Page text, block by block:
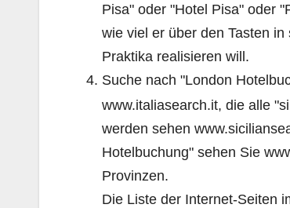
Pisa" oder "Hotel Pisa" oder
wie viel er über den Tasten
Praktika realisieren will.
Suche nach "London
www.italiasearch.it, die alle
werden sehen
Hotelbuchung" sehen Sie
Provinzen.
Die Liste der Internet-Seiten